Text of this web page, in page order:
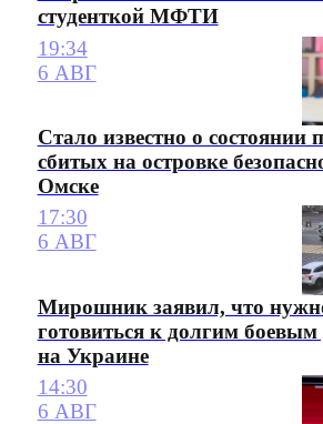
студенткой МФТИ
19:34
6 АВГ
Стало известно о состоянии
сбитых на островке
Омске
17:30
6 АВГ
Мирошник заявил, что
готовиться к долгим боевым
на Украине
14:30
6 АВГ